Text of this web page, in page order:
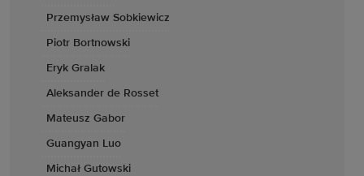
Przemysław Sobkiewicz
Piotr Bortnowski
Eryk Gralak
Aleksander de Rosset
Mateusz Gabor
Guangyan Luo
Michał Gutowski